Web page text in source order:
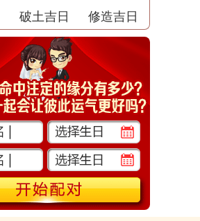
破土吉日 修造吉日